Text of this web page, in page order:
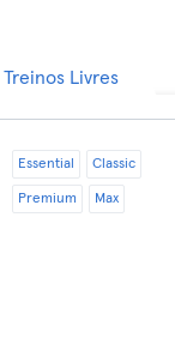
Treinos Livres
Essential Classic
Premium Max